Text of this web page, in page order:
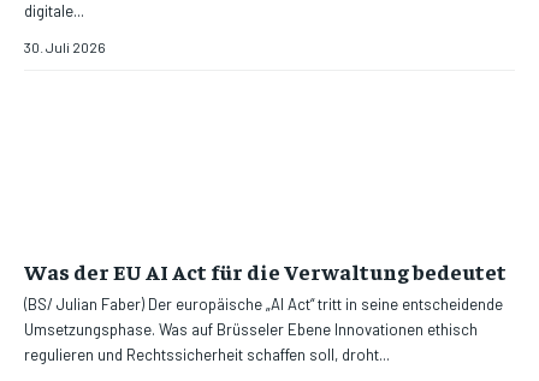
digitale...
30. Juli 2026
Was der EU AI Act für die Verwaltung bedeutet
(BS/ Julian Faber) Der europäische „AI Act“ tritt in seine entscheidende
Umsetzungsphase. Was auf Brüsseler Ebene Innovationen ethisch
regulieren und Rechtssicherheit schaffen soll, droht...